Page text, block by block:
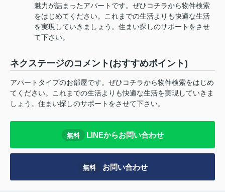
魅力が詰まったアパートです。ぜひコチラから物件検索
をはじめてください。これまでの生活よりも快適な生活
を実現していきましょう。住まい探しのサポートをさせ
て下さい。
ネクステージのコメント(おすすめポイント)
アパートタイプのお部屋です。ぜひコチラから物件検索をはじめ
てください。これまでの生活よりも快適な生活を実現していきま
しょう。住まい探しのサポートをさせて下さい。
無料 LINEからお問い合わせ
無料 お問い合わせ